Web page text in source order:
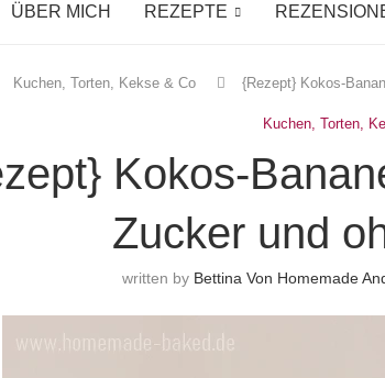
ÜBER MICH REZEPTE
Kuchen, Torten, Kekse & Co {Rezept} Kokos-
Kuchen, Torten,
Kokos-
Zucker und
written by Bettina Von Homemade